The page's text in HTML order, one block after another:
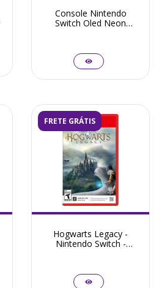
Console Nintendo
Switch Oled Neon
Grátis + Garantia ZG! -
Seminovo
FRETE GRÁTIS
Hogwarts Legacy -
Nintendo Switch -